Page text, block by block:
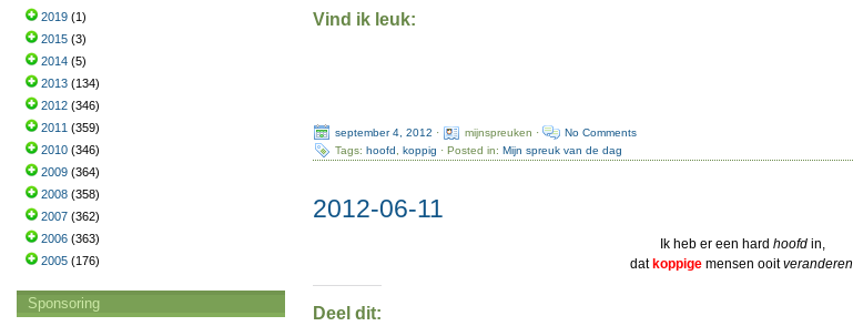
Vind ik leuk:
september 4, 2012 · mijnspreuken ·
No Comments
Tags:hoofd ,koppig · Posted in:Mijn spreuk van de dag
2012-06-11
Ik heb er een hardhoofd in,
dat koppigemensen ooitveranderen
Deel dit:
2019 (1)
2015 (3)
2014 (5)
2013 (134)
2012 (346)
2011 (359)
2010 (346)
2009 (364)
2008 (358)
2007 (362)
2006 (363)
2005 (176)
Sponsoring